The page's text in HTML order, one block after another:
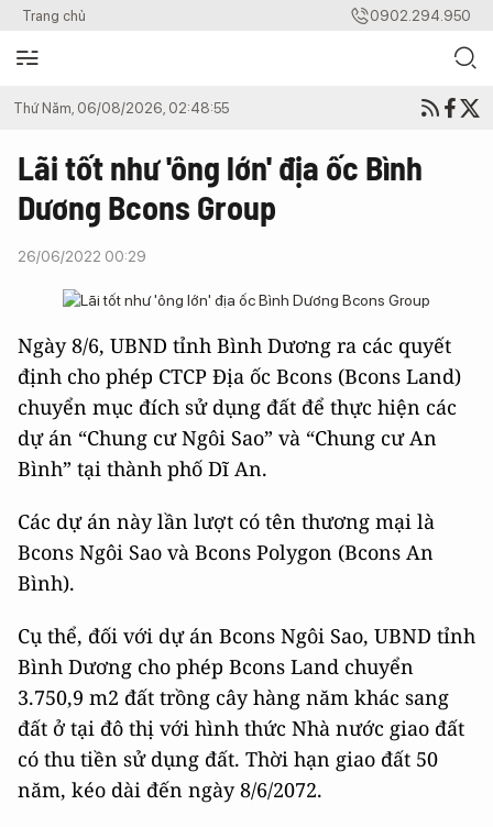
Trang chủ 0902.294.950
Thứ Năm, 06/08/2026, 02:48:55
Lãi tốt như 'ông lớn' địa ốc Bình
Dương Bcons Group
26/06/2022 00:29
Ngày 8/6, UBND tỉnh Bình Dương ra các quyết
định cho phép CTCP Địa ốc Bcons (Bcons Land)
chuyển mục đích sử dụng đất để thực hiện các
dự án “Chung cư Ngôi Sao” và “Chung cư An
Bình” tại thành phố Dĩ An.
Các dự án này lần lượt có tên thương mại là
Bcons Ngôi Sao và Bcons Polygon (Bcons An
Bình).
Cụ thể, đối với dự án Bcons Ngôi Sao, UBND tỉnh
Bình Dương cho phép Bcons Land chuyển
3.750,9 m2 đất trồng cây hàng năm khác sang
đất ở tại đô thị với hình thức Nhà nước giao đất
có thu tiền sử dụng đất. Thời hạn giao đất 50
năm, kéo dài đến ngày 8/6/2072.